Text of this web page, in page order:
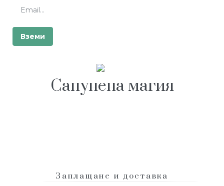
Сапунена магия
Заплащане и доставка